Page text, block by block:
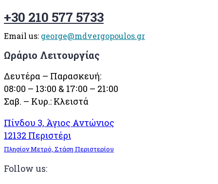
+30 210 577 5733
Email us: george@mdvergopoulos.gr
Ωράριο Λειτουργίας
Δευτέρα – Παρασκευή:
08∶00 – 13∶00 & 17∶00 – 21∶00
Σαβ. – Κυρ.: Κλειστά
Πίνδου 3, Άγιος Αντώνιος
12132 Περιστέρι
Πλησίον Μετρό, Στάση Περιστερίου
Follow us: